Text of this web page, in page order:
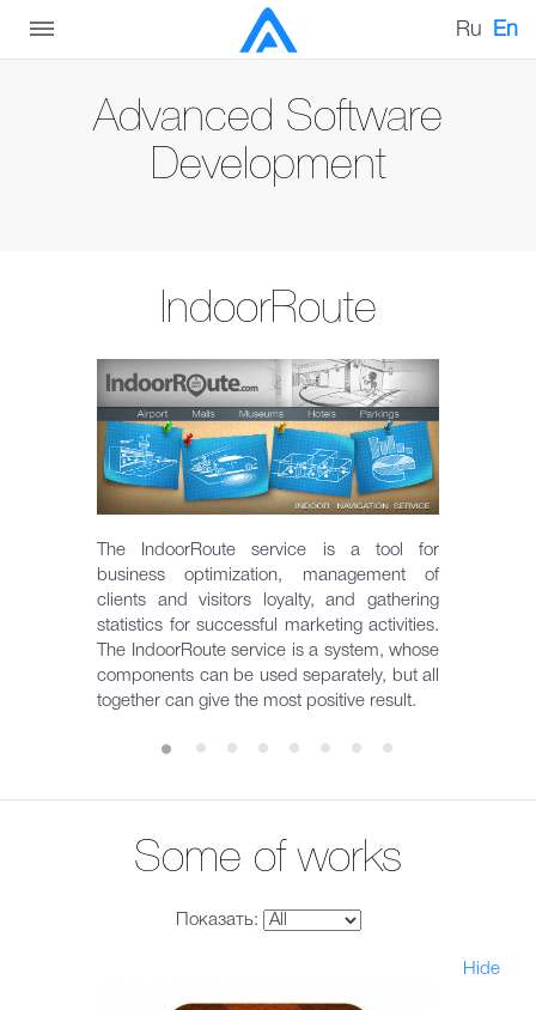
Ru En
Advanced Software
Development
IndoorRoute
The IndoorRoute service is a tool for
business optimization, management of
clients and visitors loyalty, and gathering
statistics for successful marketing activities.
The IndoorRoute service is a system, whose
components can be used separately, but all
together can give the most positive result.
Some of works
Показать:
Hide